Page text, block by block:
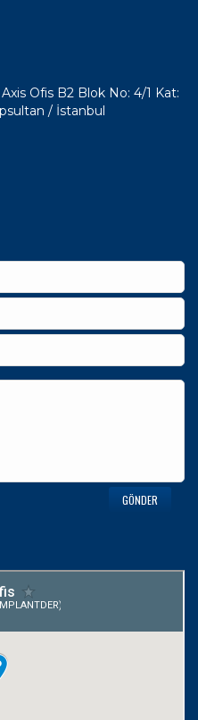
Ofis B2 Blok No: 4/1 Kat:
/ İstanbul